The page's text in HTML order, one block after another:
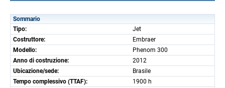
Sommario
Tipo:
Jet
Costruttore:
Embraer
Modello:
Phenom 300
Anno di costruzione:
2012
Ubicazione/sede:
Brasile
Tempo complessivo (TTAF):
1900 h